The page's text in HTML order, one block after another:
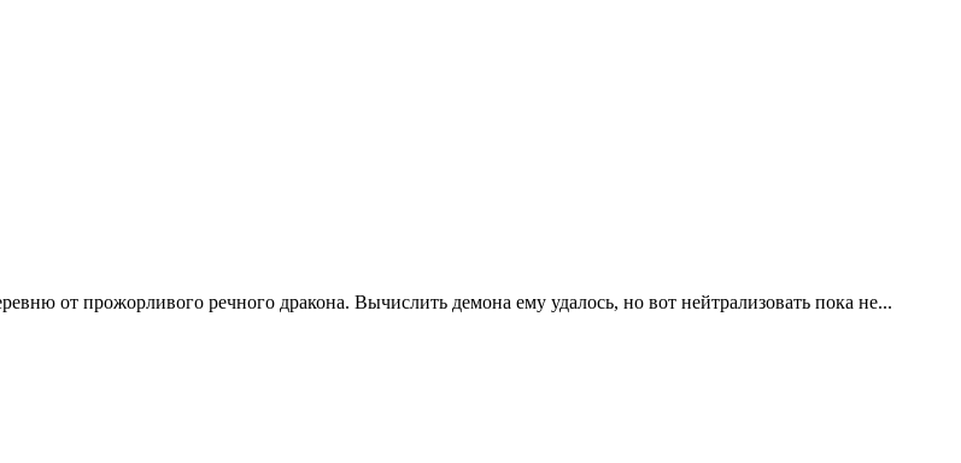
от прожорливого речного дракона. Вычислить демона ему удалось, но вот нейтрализовать пока не...